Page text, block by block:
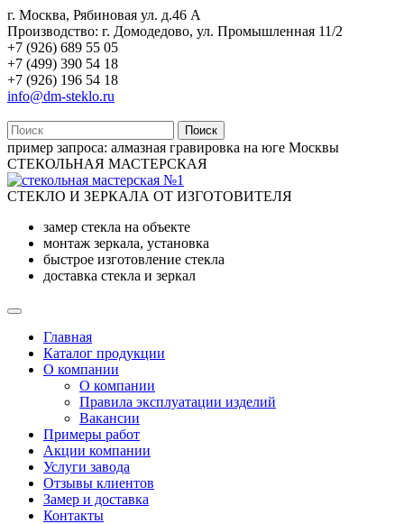
г. Москва, Рябиновая ул. д.46 А
Производство: г. Домодедово, ул. Промышленная 11/2
+7 (926) 689 55 05
+7 (499) 390 54 18
+7 (926) 196 54 18
info@dm-steklo.ru
Поиск
пример запроса: алмазная гравировка на юге Москвы
СТЕКОЛЬНАЯ МАСТЕРСКАЯ
СТЕКЛО И ЗЕРКАЛА ОТ ИЗГОТОВИТЕЛЯ
замер стекла на объекте
монтаж зеркала, установка
быстрое изготовление стекла
доставка стекла и зеркал
Главная
Каталог продукции
О компании
О компании
Правила эксплуатации изделий
Вакансии
Примеры работ
Акции компании
Услуги завода
Отзывы клиентов
Замер и доставка
Контакты